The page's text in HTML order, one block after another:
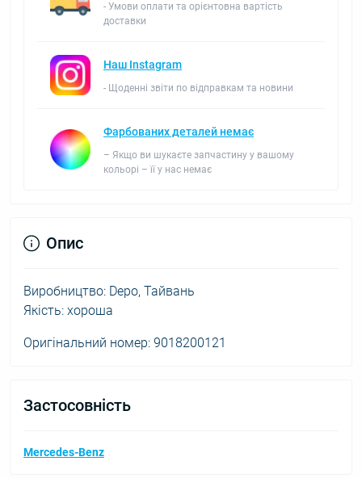
- Умови оплати та орієнтовна вартість
доставки
Наш Instagram
- Щоденні звіти по відправкам та новини
Фарбованих деталей немає
– Якщо ви шукаєте запчастину у вашому
кольорі – її у нас немає
Опис
Виробництво: Depo, Тайвань
Якість: хороша
Оригінальний номер: 9018200121
Застосовність
Mercedes-Benz